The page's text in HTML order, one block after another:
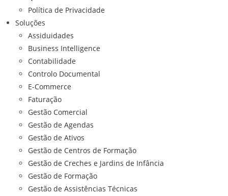
Política de Privacidade
Soluções
Assiduidades
Business Intelligence
Contabilidade
Controlo Documental
E-Commerce
Faturação
Gestão Comercial
Gestão de Agendas
Gestão de Ativos
Gestão de Centros de Formação
Gestão de Creches e Jardins de Infância
Gestão de Formação
Gestão de Assistências Técnicas